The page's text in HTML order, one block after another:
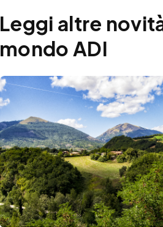
Leggi altre
mondo ADI